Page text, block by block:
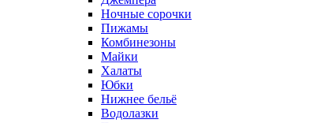
Ночные сорочки
Пижамы
Комбинезоны
Майки
Халаты
Юбки
Нижнее бельё
Водолазки